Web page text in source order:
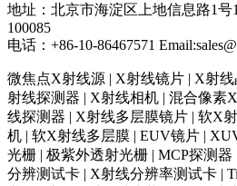
地址：北京市海淀区上地信息路1号
100085
电话：+86-10-86467571
微焦点X射线源 | X射线镜片 | X射
射线探测器 | X射线相机 | 混合像素
线探测器 | X射线多层膜镜片 | 软X
机 | 软X射线多层膜 | EUV镜片 |
光栅 | 极紫外透射光栅 | MCP探测
分辨测试卡 | X射线分辨率测试卡 |